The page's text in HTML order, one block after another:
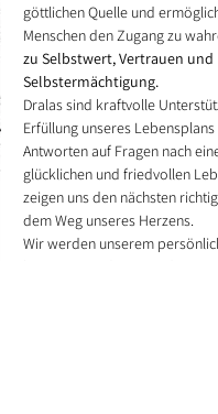
göttlichen Quelle und
Menschen den Zugang zu
zu Selbstwert, Vertrauen und
Selbstermächtigung.
Dralas sind kraftvolle
Erfüllung unseres
Antworten auf Fragen nach
glücklichen und friedvollen
zeigen uns den nächsten
dem Weg unseres Herzens.
Wir werden unserem